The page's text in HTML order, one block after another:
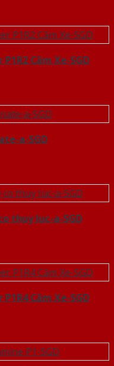
Căm Xe-SGD
a-SGD
thuy luc-a-SGD
Căm Xe-SGD